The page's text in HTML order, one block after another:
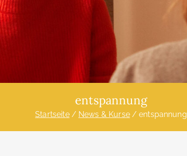
entspannung
Startseite News & Kurse entspannung